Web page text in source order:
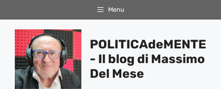
al
contenuto
Menu
POLITICAdeMENTE
- Il blog di Massimo
Del Mese